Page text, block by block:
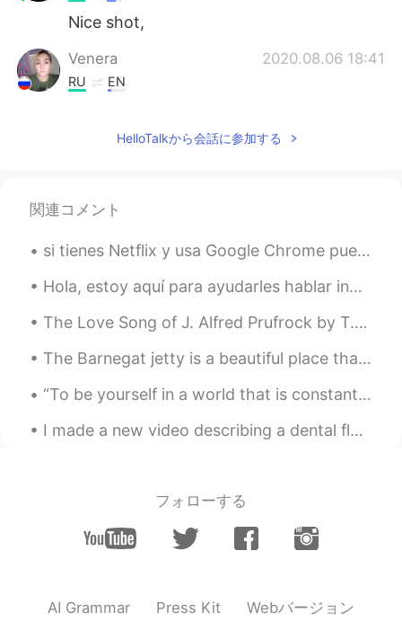
Nice shot,
Venera 2020.08.06 18:41
RU EN
I more like the pics🌺🌺🌺🙏
Mar 2020.08.01 13:20
HI EN
Hii...im new here. Could you please help
You get to decide where your time goes.
You can either spend it moving forward,
or you can spend it putting out fires. You
flies. The good news is you’re the pilot
HelloTalkから会話に参加する
関連コメント
si tienes Netflix y usa Google Chrome puedes añadir un “web-extension” para tener los subtítulos ...
Hola, estoy aquí para ayudarles hablar inglés. Vivo en Londres pero mi familia es de Ecuador y yo...
The Love Song of J. Alfred Prufrock by T.S. Eliot. Part 6 of 7. And would it have been worth i...
The Barnegat jetty is a beautiful place that allows for close views of birds that are hard to fin...
“To be yourself in a world that is constantly trying to make you something else is the greatest a...
I made a new video describing a dental floss container in one minute to practice some English voc...
フォローする
AI Grammar Press Kit Webバージョン